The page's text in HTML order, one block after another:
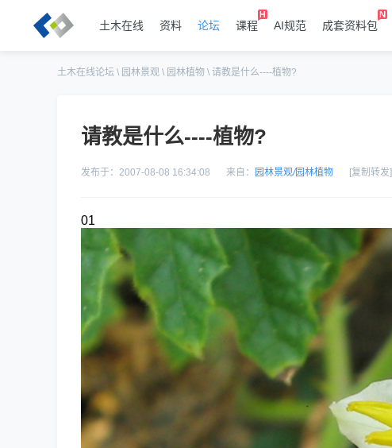
土木在线 资料 论坛 课程 AI规范 成套资料包
土木在线论坛 \ 园林景观 \ 园林植物 \ 请教是什么----植物?
请教是什么----植物?
发布于：2007-08-08 16:34:08 来自： 园林景观/园林植物 [复制转发]
01